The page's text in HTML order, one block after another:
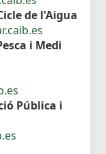
de l'Aigua
i Medi
Pública i